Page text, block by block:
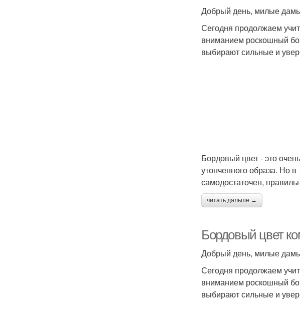
Добрый день, милые
Сегодня продолжаем
вниманием роскошный
выбирают сильные и
Бордовый цвет - это
утонченного образа. Но
самодостаточен,
читать дальше →
Бордовый цвет
Добрый день, милые
Сегодня продолжаем
вниманием роскошный
выбирают сильные и